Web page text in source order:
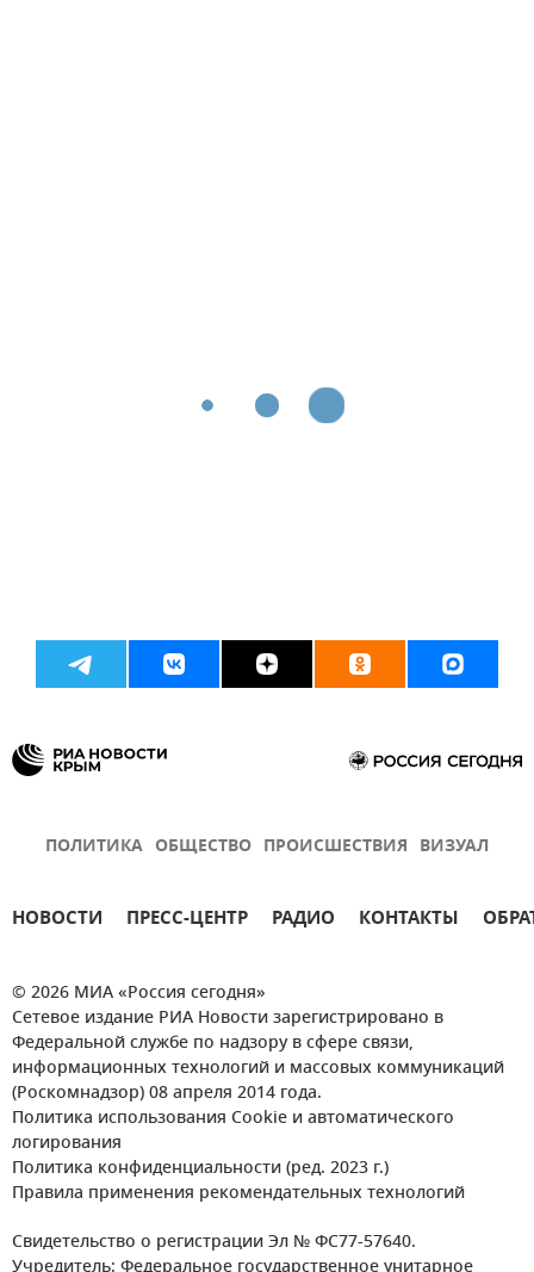
ПОЛИТИКА ОБЩЕСТВО ПРОИСШЕСТВИЯ ВИЗУАЛ
НОВОСТИ ПРЕСС-ЦЕНТР РАДИО КОНТАКТЫ
© 2026 МИА «Россия сегодня»
Сетевое издание РИА Новости зарегистрировано в
Федеральной службе по надзору в сфере связи,
информационных технологий и массовых коммуникаций
(Роскомнадзор) 08 апреля 2014 года.
Политика использования Cookie и автоматического
логирования
Политика конфиденциальности (ред. 2023 г.)
Правила применения рекомендательных технологий
Свидетельство о регистрации Эл № ФС77-57640.